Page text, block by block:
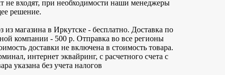
не входят, при необходимости наши менеджеры
решение.
из магазина в Иркутске - бесплатно. Доставка по
компании - 500 р. Отправка во все регионы
доставки не включена в стоимость товара.
интернет эквайринг, с расчетного счета с
указана без учета налогов